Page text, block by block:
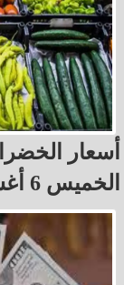
أسعار
الخميس 6 أغسطس 2026